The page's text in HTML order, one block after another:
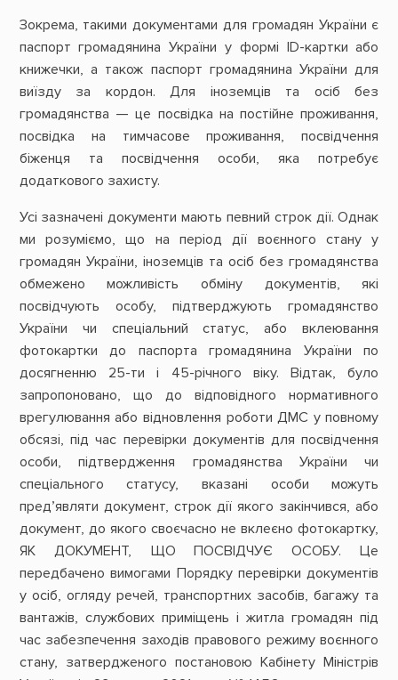
Зокрема, такими документами для громадян України є
паспорт громадянина України у формі ID-картки або
книжечки, а також паспорт громадянина України для
виїзду за кордон. Для іноземців та осіб без
громадянства — це посвідка на постійне проживання,
посвідка на тимчасове проживання, посвідчення
біженця та посвідчення особи, яка потребує
додаткового захисту.
Усі зазначені документи мають певний строк дії. Однак
ми розуміємо, що на період дії воєнного стану у
громадян України, іноземців та осіб без громадянства
обмежено можливість обміну документів, які
посвідчують особу, підтверджують громадянство
України чи спеціальний статус, або вклеювання
фотокартки до паспорта громадянина України по
досягненню 25-ти і 45-річного віку. Відтак, було
запропоновано, що до відповідного нормативного
врегулювання або відновлення роботи ДМС у повному
обсязі, під час перевірки документів для посвідчення
особи, підтвердження громадянства України чи
спеціального статусу, вказані особи можуть
пред’являти документ, строк дії якого закінчився, або
документ, до якого своєчасно не вклеєно фотокартку,
ЯК ДОКУМЕНТ, ЩО ПОСВІДЧУЄ ОСОБУ. Це
передбачено вимогами Порядку перевірки документів
у осіб, огляду речей, транспортних засобів, багажу та
вантажів, службових приміщень і житла громадян під
час забезпечення заходів правового режиму воєнного
стану, затвердженого постановою Кабінету Міністрів